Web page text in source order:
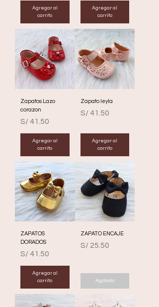
Agregar al
carrito
Agregar al
carrito
Zapatos Lazo
corazon
Precio
S/ 41.50
Agregar al
carrito
Zapato leyla
Precio
S/ 41.50
Agregar al
carrito
ZAPATOS
DORADOS
Precio
S/ 41.50
Agregar al
carrito
ZAPATO ENCAJE
Precio
S/ 25.50
Agotado